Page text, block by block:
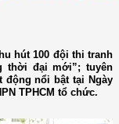
hút 100 đội thi tranh
thời đại mới”; tuyên
nổi bật tại Ngày
TPHCM tổ chức.